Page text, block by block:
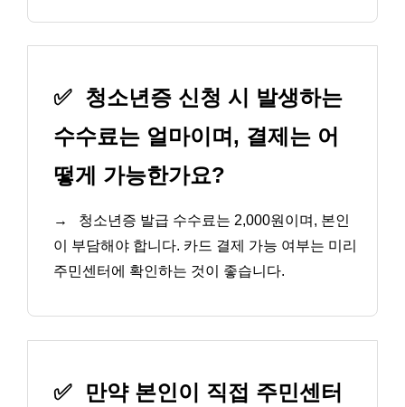
✅ 청소년증 신청 시 발생하는
수수료는 얼마이며, 결제는 어
떻게 가능한가요?
→
청소년증 발급 수수료는 2,000원이며, 본인
이 부담해야 합니다. 카드 결제 가능 여부는 미리
주민센터에 확인하는 것이 좋습니다.
✅
만약 본인이 직접 주민센터